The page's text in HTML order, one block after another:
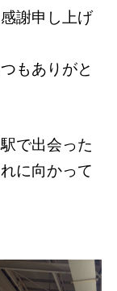
謝申し上げ
もありがと
で出会った
に向かって